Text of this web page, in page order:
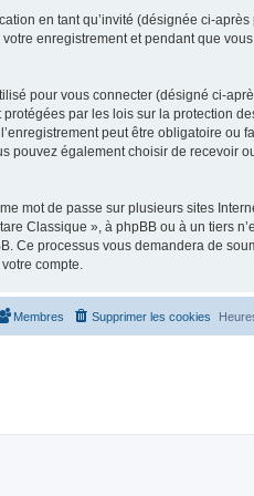
en tant qu’invité (désignée ci-
enregistrement et pendant que
pour vous connecter (désigné ci-
par les lois sur la protection
peut être obligatoire ou
pouvez également choisir de recevoir
mot de passe sur plusieurs sites
Classique », à phpBB ou à un tiers
Ce processus vous demandera de
compte.
Supprimer les cookies
Membres